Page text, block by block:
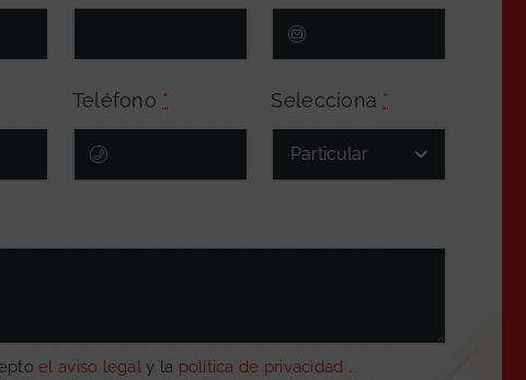
Teléfono * Selecciona *
el aviso legaly la política de privacidad .